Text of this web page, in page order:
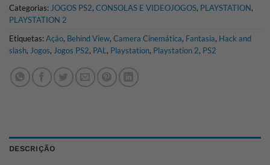
Categorias:JOGOS PS2, CONSOLAS E VIDEOJOGOS, PLAYSTATION,
PLAYSTATION 2
Etiquetas:Ação, Behind View, Camera Cinemática, Fantasia, Hack and
slash, Jogos, Jogos PS2, PAL, Playstation, Playstation 2, PS2
DESCRIÇÃO